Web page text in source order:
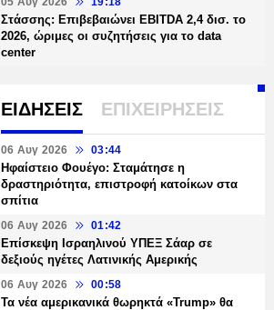
Στάσσης: Επιβεβαιώνει EBITDA 2,4 δισ. το
2026, ώριμες οι συζητήσεις για το data
center
ΕΙΔΗΣΕΙΣ ΕΠΙΧΕΙΡΗΣΕΙΣ
06 Αυγ 2026 03:44
Ηφαίστειο Φουέγο: Σταμάτησε η
δραστηριότητα, επιστροφή κατοίκων στα
σπίτια
06 Αυγ 2026 01:42
Επίσκεψη Ισραηλινού ΥΠΕΞ Σάαρ σε
δεξιούς ηγέτες Λατινικής Αμερικής
06 Αυγ 2026 00:58
Τα νέα αμερικανικά θωρηκτά «Trump» θα